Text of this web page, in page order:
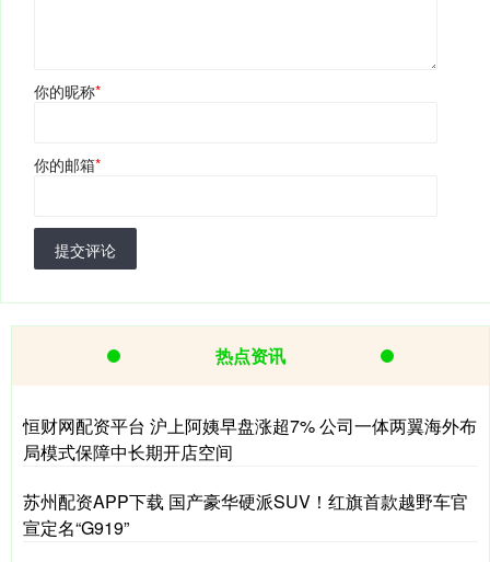
你的昵称*
你的邮箱*
提交评论
热点资讯
恒财网配资平台 沪上阿姨早盘涨超7% 公司一体两翼海外布
局模式保障中长期开店空间
苏州配资APP下载 国产豪华硬派SUV！红旗首款越野车官
宣定名“G919”